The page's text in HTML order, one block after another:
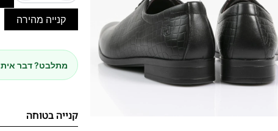
קנייה מהירה
מתלבט? דבר
קנייה בטוחה